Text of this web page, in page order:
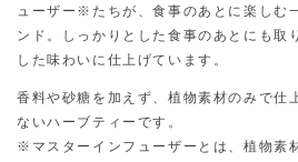
ューザー※たちが、食事のあとに楽しむ
ンド。しっかりとした食事のあとにも取
した味わいに仕上げています。
香料や砂糖を加えず、植物素材のみで仕
ないハーブティーです。
※マスターインフューザーとは、植物素